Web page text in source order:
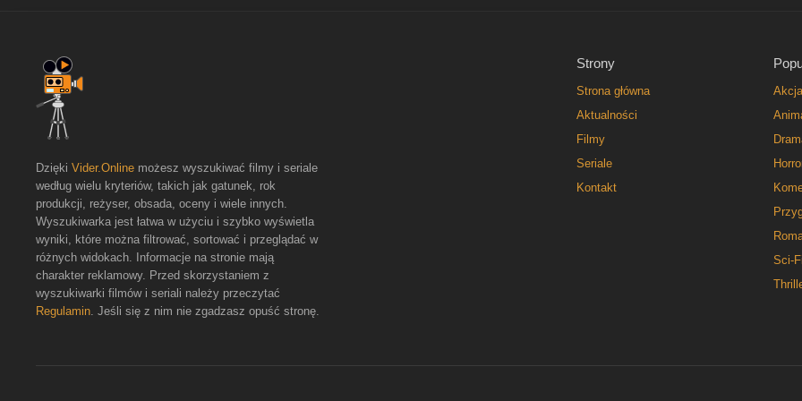
Strony
Strona główna
Aktualności
Filmy
Seriale
Kontakt
Akcja
Sci-Fi
Dzięki Vider.Online możesz wyszukiwać filmy i seriale
według wielu kryteriów, takich jak gatunek, rok
produkcji, reżyser, obsada, oceny i wiele innych.
Wyszukiwarka jest łatwa w użyciu i szybko wyświetla
wyniki, które można filtrować, sortować i przeglądać w
różnych widokach. Informacje na stronie mają
charakter reklamowy. Przed skorzystaniem z
wyszukiwarki filmów i seriali należy przeczytać
Regulamin. Jeśli się z nim nie zgadzasz opuść stronę.